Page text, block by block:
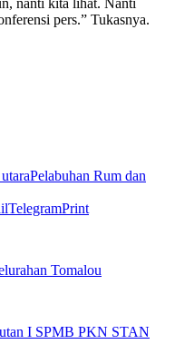
pers.” Tukasnya.
Pelabuhan Rum dan
TelegramPrint
Tomalou
I SPMB PKN STAN